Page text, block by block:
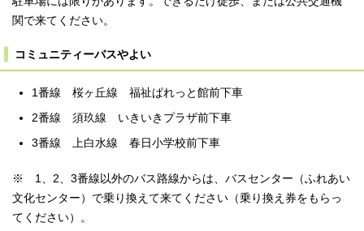
関で来てください。
コミュニティーバスやよい
1番線 桜ヶ丘線 福祉ぱれっと館前下車
2番線 須玖線 いきいきプラザ前下車
3番線 上白水線 春日小学校前下車
※ 1、2、3番線以外のバス路線からは、バスセンター（ふれあい
文化センター）で乗り換えて来てください（乗り換え券をもらっ
てください）。